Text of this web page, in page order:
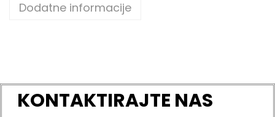
Dodatne informacije
KONTAKTIRAJTE NAS